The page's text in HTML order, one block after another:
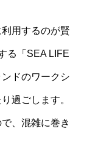
用するのが賢
る「SEA LIFE
ドのワークシ
過ごします。
、混雑に巻き